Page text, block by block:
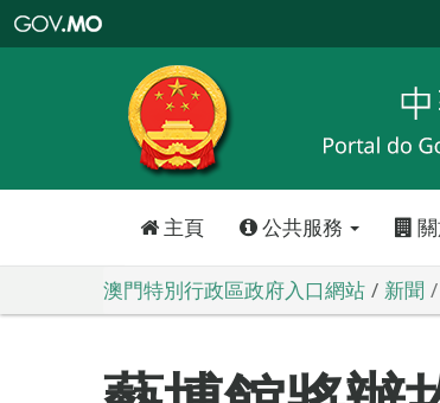
特
政
區
政
口
主頁 公共服務
澳門特別行政區政府入口網站 新聞